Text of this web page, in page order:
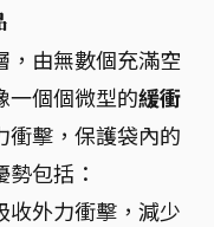
，由無數個充滿空
一個個微型的緩衝
衝擊，保護袋內的
包括：
收外力衝擊，減少